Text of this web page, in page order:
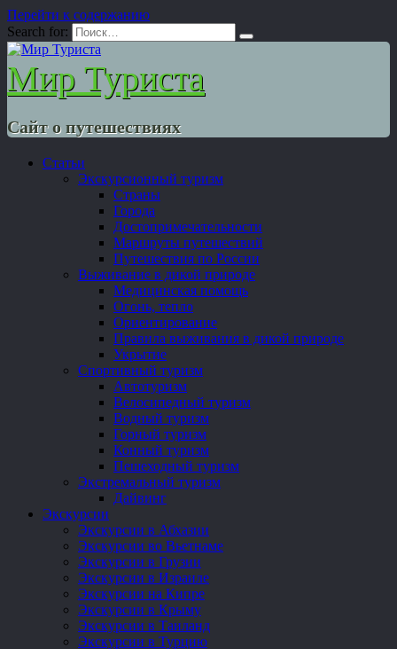
Перейти к содержанию
Search for:
Мир Туриста
Сайт о путешествиях
Статьи
Экскурсионный туризм
Страны
Города
Достопримечательности
Маршруты путешествий
Путешествия по России
Выживание в дикой природе
Медицинская помощь
Огонь, тепло
Ориентирование
Правила выживания в дикой природе
Укрытие
Спортивный туризм
Автотуризм
Велосипедный туризм
Водный туризм
Горный туризм
Конный туризм
Пешеходный туризм
Экстремальный туризм
Дайвинг
Экскурсии
Экскурсии в Абхазии
Экскурсии во Вьетнаме
Экскурсии в Грузии
Экскурсии в Израиле
Экскурсии на Кипре
Экскурсии в Крыму
Экскурсии в Таиланд
Экскурсии в Турцию